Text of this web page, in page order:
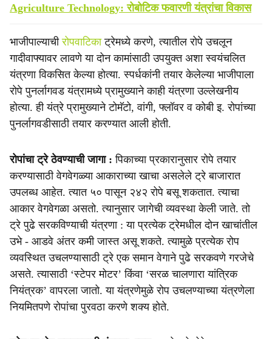
Agriculture Technology: रोबोटिक फवारणी यंत्रांचा विकास
भाजीपाल्याचीरोपवाटिकाट्रेमध्ये करणे, त्यातील रोपे उचलून
गादीवाफ्यावर लावणे या दोन कामांसाठी उपयुक्त अशा स्वयंचलित
यंत्रणा विकसित केल्या होत्या. स्पर्धकांनी तयार केलेल्या भाजीपाला
रोपे पुनर्लागवड यंत्रामध्ये प्रामुख्याने काही यंत्रणा उल्लेखनीय
होत्या. ही यंत्रे प्रामुख्याने टोमॅटो, वांगी, फ्लॉवर व कोबी इ. रोपांच्या
पुनर्लागवडीसाठी तयार करण्यात आली होती.
रोपांचा ट्रे ठेवण्याची जागा : पिकाच्या प्रकारानुसार रोपे तयार
करण्यासाठी वेगवेगळ्या आकाराच्या खाचा असलेले ट्रे बाजारात
उपलब्ध आहेत. त्यात ५० पासून २४२ रोपे बसू शकतात. त्याचा
आकार वेगवेगळा असतो. त्यानुसार जागेची व्यवस्था केली जाते. तो
ट्रे पुढे सरकविण्याची यंत्रणा : या प्रत्येक ट्रेमधील दोन खाचांतील
उभे - आडवे अंतर कमी जास्त असू शकते. त्यामुळे प्रत्येक रोप
व्यवस्थित उचलण्यासाठी ट्रे एक समान वेगाने पुढे सरकवणे गरजेचे
असते. त्यासाठी ‘स्टेपर मोटर’ किंवा ‘सरळ चालणारा यांत्रिक
नियंत्रक’ वापरला जातो. या यंत्रणेमुळे रोप उचलण्याच्या यंत्रणेला
नियमितपणे रोपांचा पुरवठा करणे शक्य होते.